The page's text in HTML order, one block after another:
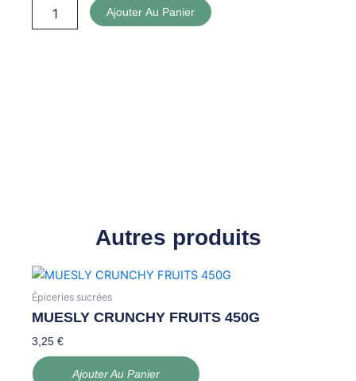
Ajouter Au Panier
Autres produits
Épiceries sucrées
MUESLY CRUNCHY FRUITS 450G
3,25€
Ajouter Au Panier